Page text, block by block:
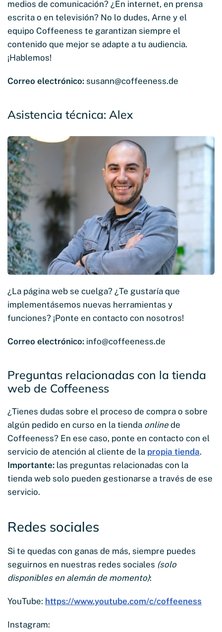
medios de comunicación? ¿En internet, en prensa
escrita o en televisión? No lo dudes, Arne y el
equipo Coffeeness te garantizan siempre el
contenido que mejor se adapte a tu audiencia.
¡Hablemos!
Correo electrónico: susann@coffeeness.de
Asistencia técnica: Alex
¿La página web se cuelga? ¿Te gustaría que
implementásemos nuevas herramientas y
funciones? ¡Ponte en contacto con nosotros!
Correo electrónico: info@coffeeness.de
Preguntas relacionadas con la tienda
web de Coffeeness
¿Tienes dudas sobre el proceso de compra o sobre
algún pedido en curso en la tienda online de
Coffeeness? En ese caso, ponte en contacto con el
servicio de atención al cliente de la propia tienda.
Importante: las preguntas relacionadas con la
tienda web solo pueden gestionarse a través de ese
servicio.
Redes sociales
Si te quedas con ganas de más, siempre puedes
seguirnos en nuestras redes sociales (solo
disponibles en alemán de momento):
YouTube: https://www.youtube.com/c/coffeeness
Instagram: